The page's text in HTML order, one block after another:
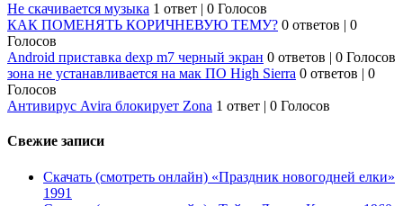
Не скачивается музыка 1 ответ | 0 Голосов
КАК ПОМЕНЯТЬ КОРИЧНЕВУЮ ТЕМУ? 0 ответов | 0
Голосов
Android приставка dexp m7 черный экран 0 ответов | 0 Голосов
зона не устанавливается на мак ПО High Sierra 0 ответов | 0
Голосов
Антивирус Avira блокирует Zona 1 ответ | 0 Голосов
Свежие записи
Скачать (смотреть онлайн) «Праздник новогодней елки»
1991